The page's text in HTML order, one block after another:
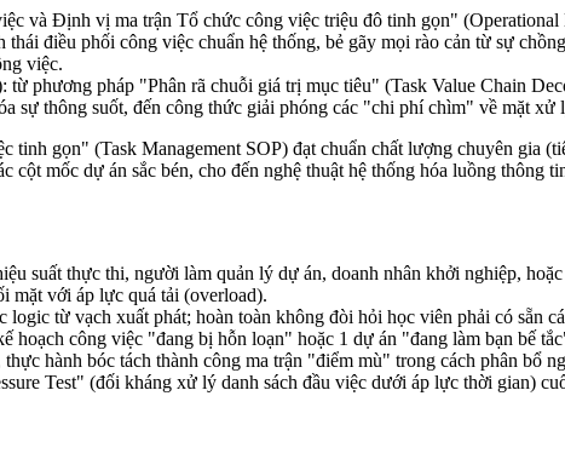
và Định vị ma trận Tổ chức công việc triệu đô tinh gọn"
điều phối công việc chuẩn hệ thống, bẻ gãy mọi rào cản từ sự
việc.
phương pháp "Phân rã chuỗi giá trị mục tiêu" (Task Value Chain
thông suốt, đến công thức giải phóng các "chi phí chìm" về mặt
gọn" (Task Management SOP) đạt chuẩn chất lượng chuyên gia
cột mốc dự án sắc bén, cho đến nghệ thuật hệ thống hóa luồng thông
suất thực thi, người làm quản lý dự án, doanh nhân khởi nghiệp,
mặt với áp lực quá tải (overload).
từ vạch xuất phát; hoàn toàn không đòi hỏi học viên phải có sẵn
hoạch công việc "đang bị hỗn loạn" hoặc 1 dự án "đang làm bạn bế
hành bóc tách thành công ma trận "điểm mù" trong cách phân bổ
Test" (đối kháng xử lý danh sách đầu việc dưới áp lực thời gian)